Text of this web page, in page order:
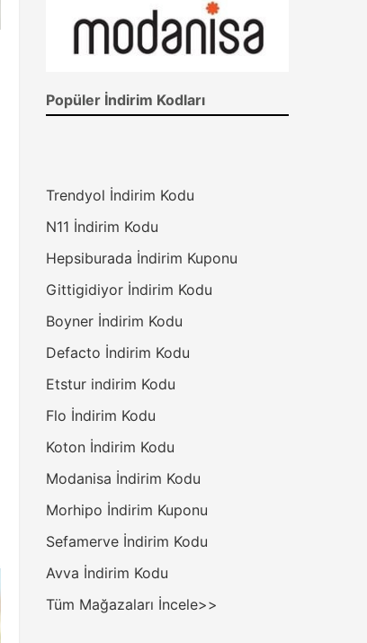
Popüler İndirim Kodları
Trendyol İndirim Kodu
N11 İndirim Kodu
Hepsiburada İndirim Kuponu
Gittigidiyor İndirim Kodu
Boyner İndirim Kodu
Defacto İndirim Kodu
Etstur indirim Kodu
Flo İndirim Kodu
Koton İndirim Kodu
Modanisa İndirim Kodu
Morhipo İndirim Kuponu
Sefamerve İndirim Kodu
Avva İndirim Kodu
Tüm Mağazaları İncele>>